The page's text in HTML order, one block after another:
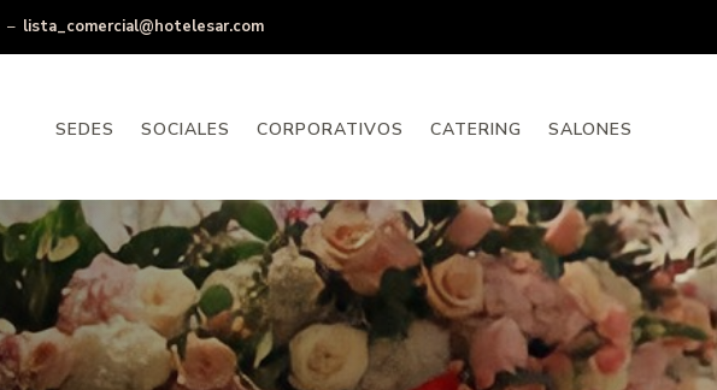
– lista_comercial@hotelesar.com
SEDES SOCIALES CORPORATIVOS CATERING SALONES